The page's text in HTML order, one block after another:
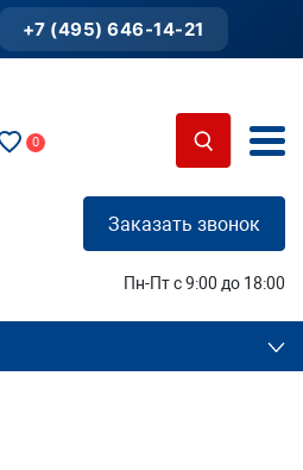
+7 (495) 646-14-21
0
Заказать звонок
Пн-Пт с 9:00 до 18:00